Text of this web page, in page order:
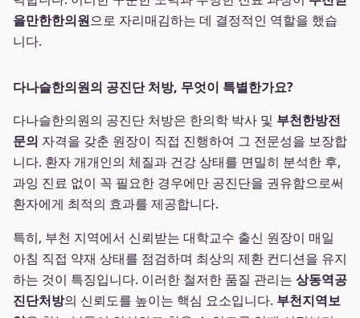
을만한한의원으로 자리매김하는 데 결정적인 역할을 했습
니다.
다나슬한의원의 공진단 처방, 무엇이 특별한가요?
다나슬한의원의 공진단 처방은 한의학 박사 및 부천한방전
문의 자격을 갖춘 원장이 직접 진행하여 그 전문성을 보장합
니다. 환자 개개인의 체질과 건강 상태를 면밀히 분석한 후,
과잉 진료 없이 꼭 필요한 경우에만 공진단을 권유함으로써
환자에게 최적의 효과를 제공합니다.
특히, 부천 지역에서 신뢰받는 대학교수 출신 원장이 매일
아침 직접 약재 상태를 점검하며 최상의 제환 컨디션을 유지
하는 것이 특징입니다. 이러한 철저한 품질 관리는 상동역공
진단처방의 신뢰도를 높이는 핵심 요소입니다. 부천지역보